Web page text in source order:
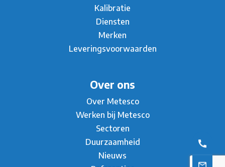
Kalibratie
Diensten
Merken
Leveringsvoorwaarden
Over ons
Over Metesco
Werken bij Metesco
Sectoren
Duurzaamheid
Nieuws